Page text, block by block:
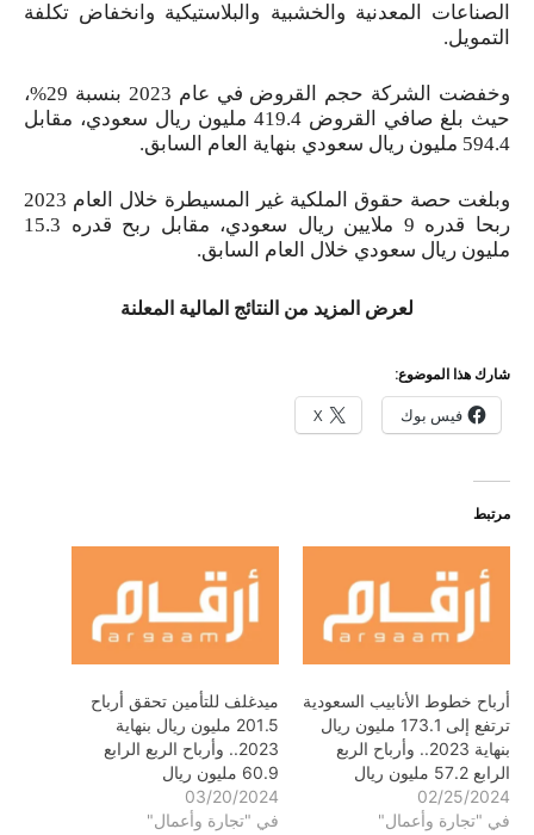
الصناعات المعدنية والخشبية والبلاستيكية وانخفاض تكلفة
التمويل.
وخفضت الشركة حجم القروض في عام 2023 بنسبة 29%،
حيث بلغ صافي القروض 419.4 مليون ريال سعودي، مقابل
594.4 مليون ريال سعودي بنهاية العام السابق.
وبلغت حصة حقوق الملكية غير المسيطرة خلال العام 2023
ربحا قدره 9 ملايين ريال سعودي، مقابل ربح قدره 15.3
مليون ريال سعودي خلال العام السابق.
لعرض المزيد من النتائج المالية المعلنة
شارك هذا الموضوع:
فيس بوك X
مرتبط
أرباح خطوط الأنابيب السعودية
ترتفع إلى 173.1 مليون ريال
بنهاية 2023.. وأرباح الربع
الرابع 57.2 مليون ريال
02/25/2024
في "تجارة وأعمال"
ميدغلف للتأمين تحقق أرباح
201.5 مليون ريال بنهاية
2023.. وأرباح الربع الرابع
60.9 مليون ريال
03/20/2024
في "تجارة وأعمال"